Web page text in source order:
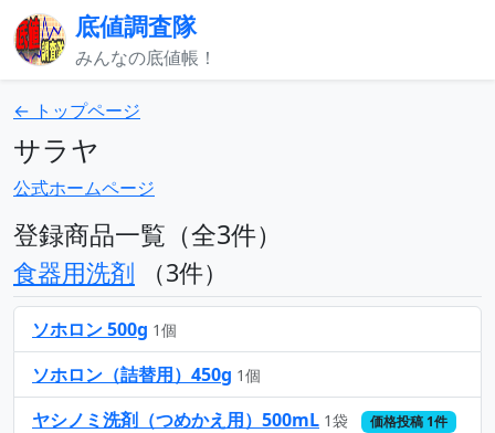
底値調査隊
みんなの底値帳！
← トップページ
サラヤ
公式ホームページ
登録商品一覧（全3件）
食器用洗剤 （3件）
ソホロン 500g 1個
ソホロン（詰替用）450g 1個
ヤシノミ洗剤（つめかえ用）500mL 1袋 価格投稿 1件